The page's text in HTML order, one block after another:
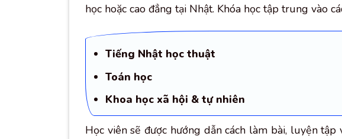
học hoặc cao đẳng tại Nhật. Khóa học tập trung vào
Tiếng Nhật học thuật
Toán học
Khoa học xã hội & tự nhiên
Học viên sẽ được hướng dẫn cách làm bài, luyện